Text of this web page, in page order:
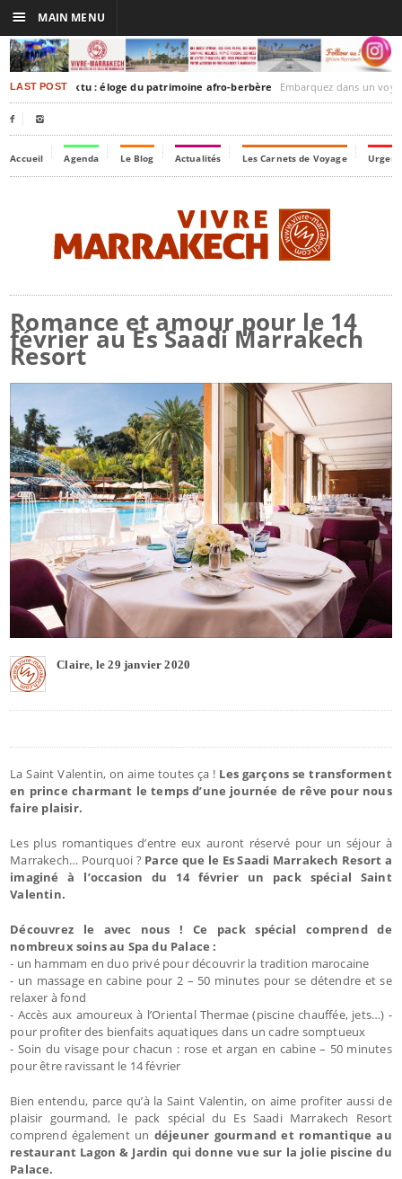
LAST POST
Timbuktu : éloge du patrimoine afro-berbère Embarquez dans un voyage culturel dans le
 
Accueil Agenda Le Blog Actualités Les Carnets de Voyage
Romance et amour pour le 14
février au Es Saadi Marrakech
Resort
Claire, le 29 janvier 2020
La Saint Valentin, on aime toutes ça ! Les garçons se transforment
en prince charmant le temps d’une journée de rêve pour nous
faire plaisir.
Les plus romantiques d’entre eux auront réservé pour un séjour à
Marrakech… Pourquoi ? Parce que le Es Saadi Marrakech Resort a
imaginé à l’occasion du 14 février un pack spécial Saint
Valentin.
Découvrez le avec nous ! Ce pack spécial comprend de
nombreux soins au Spa du Palace :
- un hammam en duo privé pour découvrir la tradition marocaine
- un massage en cabine pour 2 – 50 minutes pour se détendre et se
relaxer à fond
- Accès aux amoureux à l’Oriental Thermae (piscine chauffée, jets…) -
pour profiter des bienfaits aquatiques dans un cadre somptueux
- Soin du visage pour chacun : rose et argan en cabine – 50 minutes
pour être ravissant le 14 février
Bien entendu, parce qu’à la Saint Valentin, on aime profiter aussi de
plaisir gourmand, le pack spécial du Es Saadi Marrakech Resort
comprend également un déjeuner gourmand et romantique au
restaurant Lagon & Jardin qui donne vue sur la jolie piscine du
Palace.
☰ MAIN MENU